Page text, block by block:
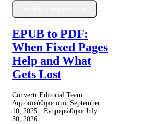
EPUB to PDF:
When Fixed Pages
Help and What
Gets Lost
Convertr Editorial Team ·
Δημοσιεύθηκε στις September
10, 2025 · Ενημερώθηκε July
30, 2026